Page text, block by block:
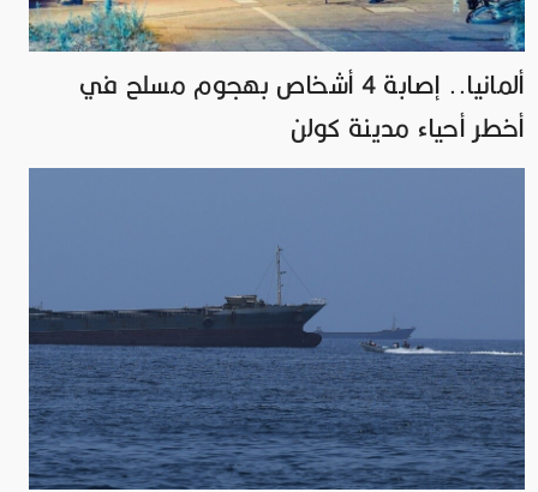
ألمانيا.. إصابة 4 أشخاص بهجوم مسلح في
أخطر أحياء مدينة كولن